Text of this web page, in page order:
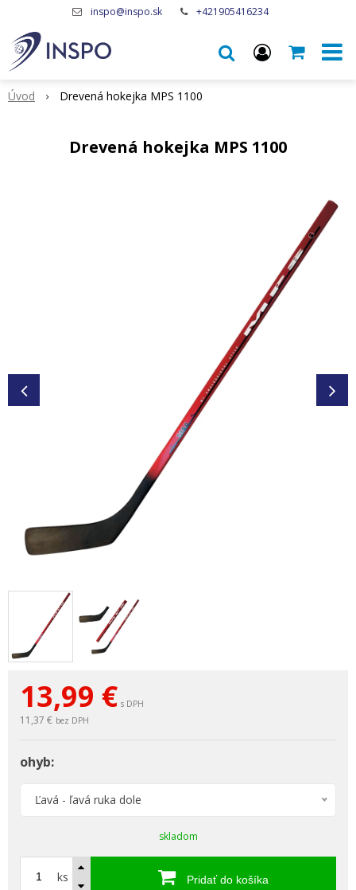
inspo@inspo.sk +421905416234
Úvod Drevená hokejka MPS 1100
Drevená hokejka MPS 1100
13,99 € s DPH
11,37 € bez DPH
ohyb:
Ľavá - ľavá ruka dole
skladom
ks Pridať do košíka